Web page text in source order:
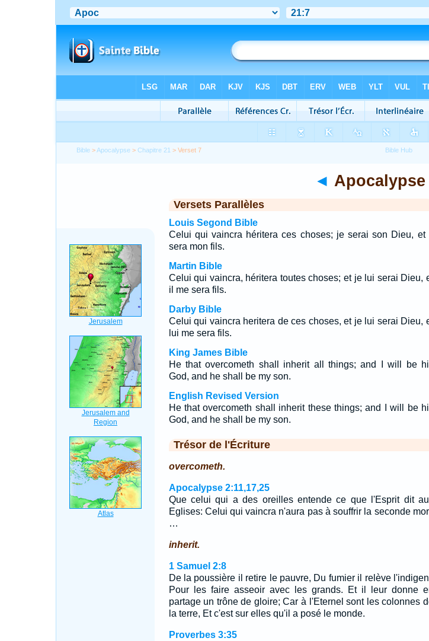
Bible >Apocalypse >Chapitre 21 > Verset 7
◄ Apocalypse
Versets Parallèles
Louis Segond Bible
Celui qui vaincra héritera ces choses; je serai son Dieu, et
sera mon fils.
Martin Bible
Celui qui vaincra, héritera toutes choses; et je lui serai Dieu,
il me sera fils.
Darby Bible
Celui qui vaincra heritera de ces choses, et je lui serai Dieu,
lui me sera fils.
King James Bible
He that overcometh shall inherit all things; and I will be
God, and he shall be my son.
English Revised Version
He that overcometh shall inherit these things; and I will be
God, and he shall be my son.
Trésor de l'Écriture
overcometh.
Apocalypse 2:11,17,25
Que celui qui a des oreilles entende ce que l'Esprit dit
Eglises: Celui qui vaincra n'aura pas à souffrir la seconde
…
inherit.
1 Samuel 2:8
De la poussière il retire le pauvre, Du fumier il relève
Pour les faire asseoir avec les grands. Et il leur donne
partage un trône de gloire; Car à l'Eternel sont les colonnes
la terre, Et c'est sur elles qu'il a posé le monde.
Proverbes 3:35